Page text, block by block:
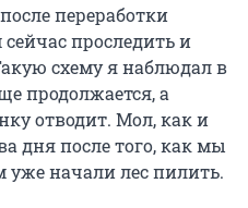
переработки
проследить и
схему я наблюдал в
продолжается, а
отводит. Мол, как и
дня после того, как мы
уже начали лес пилить.